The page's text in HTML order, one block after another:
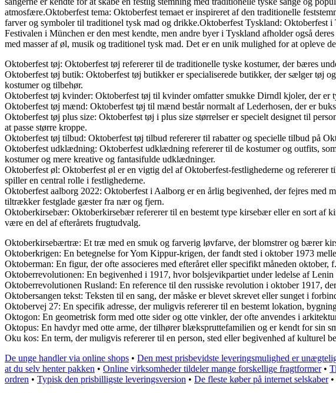
atmosfære.Oktoberfest tema: Oktoberfest temaet er inspireret af den traditionelle
farver og symboler til traditionel tysk mad og drikke.Oktoberfest Tyskland: Oktoberfest
Festivalen i München er den mest kendte, men andre byer i Tyskland afholder også
med masser af øl, musik og traditionel tysk mad. Det er en unik mulighed for at opleve
Oktoberfest tøj: Oktoberfest tøj refererer til de traditionelle tyske kostumer, der bæres
Oktoberfest tøj butik: Oktoberfest tøj butikker er specialiserede butikker, der sælger tøj
kostumer og tilbehør.
Oktoberfest tøj kvinder: Oktoberfest tøj til kvinder omfatter smukke Dirndl kjoler, der er
Oktoberfest tøj mænd: Oktoberfest tøj til mænd består normalt af Lederhosen, der er
Oktoberfest tøj plus size: Oktoberfest tøj i plus size størrelser er specielt designet til
at passe større kroppe.
Oktoberfest tøj tilbud: Oktoberfest tøj tilbud refererer til rabatter og specielle tilbud på
Oktoberfest udklædning: Oktoberfest udklædning refererer til de kostumer og outfits,
kostumer og mere kreative og fantasifulde udklædninger.
Oktoberfest øl: Oktoberfest øl er en vigtig del af Oktoberfest-festlighederne og
spiller en central rolle i festlighederne.
Oktoberfest aalborg 2022: Oktoberfest i Aalborg er en årlig begivenhed, der fejres med
tiltrækker festglade gæster fra nær og fjern.
Oktoberkirsebær: Oktoberkirsebær refererer til en bestemt type kirsebær eller en sort af
være en del af efterårets frugtudvalg.
Oktoberkirsebærtræ: Et træ med en smuk og farverig løvfarve, der blomstrer og bærer
Oktoberkrigen: En betegnelse for Yom Kippur-krigen, der fandt sted i oktober 1973
Oktoberman: En figur, der ofte associeres med efteråret eller specifikt måneden oktober,
Oktoberrevolutionen: En begivenhed i 1917, hvor bolsjevikpartiet under ledelse af
Oktoberrevolutionen Rusland: En reference til den russiske revolution i oktober 1917,
Oktobersangen tekst: Teksten til en sang, der måske er blevet skrevet eller sunget i
Oktobervej 27: En specifik adresse, der muligvis refererer til en bestemt lokation,
Oktogon: En geometrisk form med otte sider og otte vinkler, der ofte anvendes i
Oktopus: En havdyr med otte arme, der tilhører blækspruttefamilien og er kendt for sin
Oku kos: En term, der muligvis refererer til en person, sted eller begivenhed af kulturel
De unge handler via online shops • Den mest prisbevidste leveringsmulighed er
at du selv henter pakken • Online virksomheder tildeler mange forskellige fragtformer•
ordren • Typisk den prisbilligste leveringsversion • De fleste køber på internet selskaber•